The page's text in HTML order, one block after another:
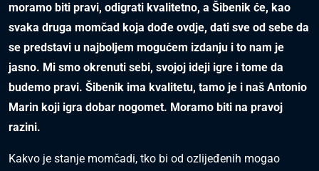
moramo biti pravi, odigrati kvalitetno, a Šibenik će, kao
svaka druga momčad koja dođe ovdje, dati sve od sebe da
se predstavi u najboljem mogućem izdanju i to nam je
jasno. Mi smo okrenuti sebi, svojoj ideji igre i tome da
budemo pravi. Šibenik ima kvalitetu, tamo je i naš Antonio
Marin koji igra dobar nogomet. Moramo biti na pravoj
razini.
Kakvo je stanje momčadi, tko bi od ozlijeđenih mogao